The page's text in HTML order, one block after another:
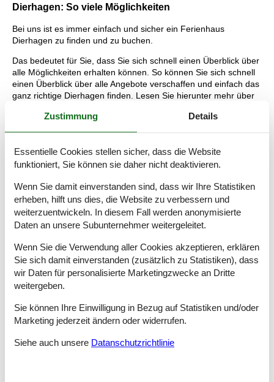
Dierhagen: So viele Möglichkeiten
Bei uns ist es immer einfach und sicher ein Ferienhaus
Dierhagen zu finden und zu buchen.
Das bedeutet für Sie, dass Sie sich schnell einen Überblick über
alle Möglichkeiten erhalten können. So können Sie sich schnell
einen Überblick über alle Angebote verschaffen und einfach das
ganz richtige Dierhagen finden. Lesen Sie hierunter mehr über
erwarten, und über die viele Vorteile, die Sie kriegen, wenn Sie
bei uns ein vermietetes Ferienhaus Dierhagen buchen.
Tipps: Urlaubserlebnisse Dierhagen
Landkreis Vorpommern-Rügen zu erholsamen Urlaubstagen in
einem Ferienhaus in Dierhagen. Erleben Sie unabhängige
Urlaubstage in einem der gemütlichen Ferienhäuser und
genießen Sie die gemeinsame Familienzeit beim Kochen und
abwechslungsreichen Freizeitaktivitäten und unvergesslichen
Ausflügen.
Dierhagen besteht aus den Ortsteilen Dierhagen Strand,
Dierhagen Ost sowie Dierhagen Neuhaus an der Ostsee sowie
Bodden. Dabei spielt es keine Rolle, in welchem der Ortsteile sie
die kostbarste Zeit des Jahres verbringen, denn auf eine
sich überall verlassen.
Zustimmung Details
Essentielle Cookies stellen sicher, dass die Website
funktioniert, Sie können sie daher nicht deaktivieren.
Wenn Sie damit einverstanden sind, dass wir Ihre Statistiken
erheben, hilft uns dies, die Website zu verbessern und
weiterzuentwickeln. In diesem Fall werden anonymisierte
Daten an unsere Subunternehmer weitergeleitet.
Wenn Sie die Verwendung aller Cookies akzeptieren, erklären
Sie sich damit einverstanden (zusätzlich zu Statistiken), dass
wir Daten für personalisierte Marketingzwecke an Dritte
weitergeben.
Sie können Ihre Einwilligung in Bezug auf Statistiken und/oder
Marketing jederzeit ändern oder widerrufen.
Siehe auch unsere Datanschutzrichtlinie